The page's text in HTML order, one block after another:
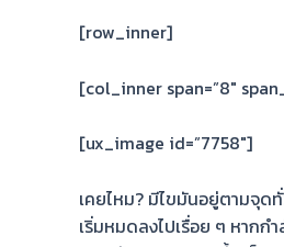
[row_inner]
[col_inner span=”8″
[ux_image id=”7758″]
เคยไหม? มีไขมันอยู่ตามจุด
เริ่มหมดลงไปเรื่อย ๆ หาก